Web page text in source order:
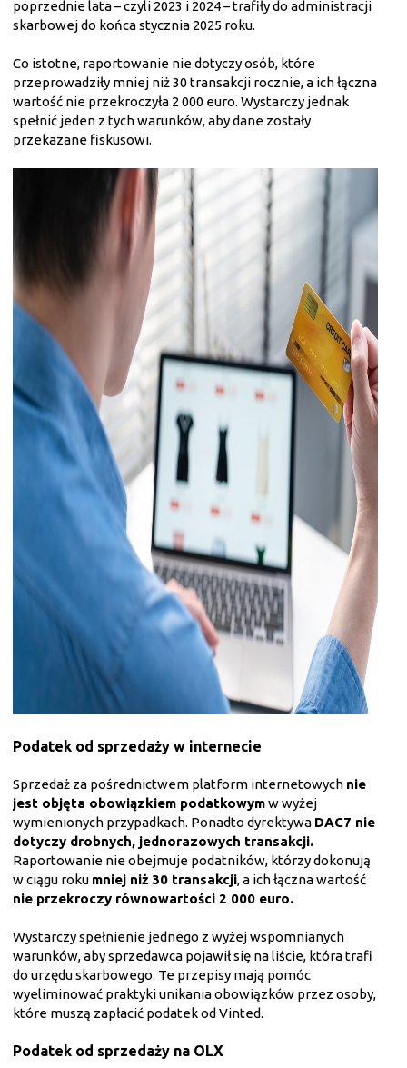
poprzednie lata – czyli 2023 i 2024 – trafiły do administracji
skarbowej do końca stycznia 2025 roku.
Co istotne, raportowanie nie dotyczy osób, które
przeprowadziły mniej niż 30 transakcji rocznie, a ich łączna
wartość nie przekroczyła 2 000 euro. Wystarczy jednak
spełnić jeden z tych warunków, aby dane zostały
przekazane fiskusowi.
Podatek od sprzedaży w internecie
Sprzedaż za pośrednictwem platform internetowych nie
jest objęta obowiązkiem podatkowymw wyżej
wymienionych przypadkach. Ponadto dyrektywa DAC7 nie
dotyczy drobnych, jednorazowych transakcji.
Raportowanie nie obejmuje podatników, którzy dokonują
w ciągu roku mniej niż 30 transakcji, a ich łączna wartość
nie przekroczy równowartości 2 000 euro.
Wystarczy spełnienie jednego z wyżej wspomnianych
warunków, aby sprzedawca pojawił się na liście, która trafi
do urzędu skarbowego. Te przepisy mają pomóc
wyeliminować praktyki unikania obowiązków przez osoby,
które muszą zapłacić podatek od Vinted.
Podatek od sprzedaży na OLX